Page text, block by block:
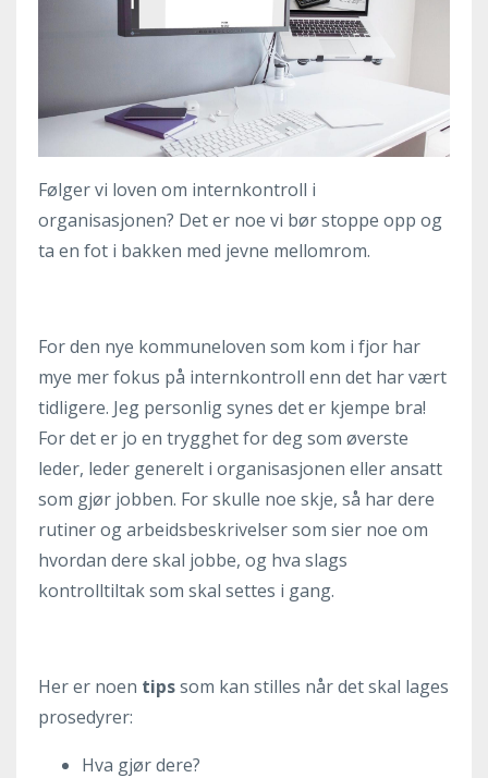
Følger vi loven om internkontroll i
organisasjonen? Det er noe vi bør stoppe opp og
ta en fot i bakken med jevne mellomrom.
For den nye kommuneloven som kom i fjor har
mye mer fokus på internkontroll enn det har vært
tidligere. Jeg personlig synes det er kjempe bra!
For det er jo en trygghet for deg som øverste
leder, leder generelt i organisasjonen eller ansatt
som gjør jobben. For skulle noe skje, så har dere
rutiner og arbeidsbeskrivelser som sier noe om
hvordan dere skal jobbe, og hva slags
kontrolltiltak som skal settes i gang.
Her er noen tipssom kan stilles når det skal lages
prosedyrer:
Hva gjør dere?